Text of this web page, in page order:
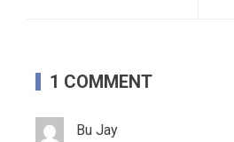
1 COMMENT
Bu Jay